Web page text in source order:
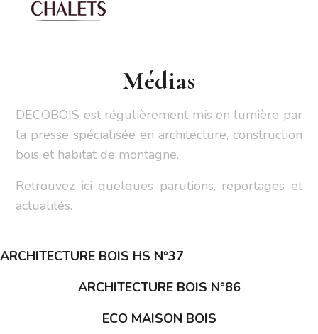
Médias
DECOBOIS est régulièrement mis en lumière par
la presse spécialisée en architecture, construction
bois et habitat de montagne.
Retrouvez ici quelques parutions, reportages et
actualités.
ARCHITECTURE BOIS HS N°37
ARCHITECTURE BOIS N°86
ECO MAISON BOIS